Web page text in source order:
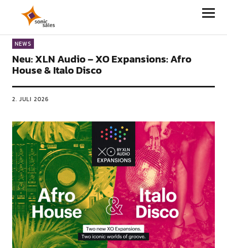
Sonic Sales
NEWS
Neu: XLN Audio – XO Expansions: Afro
House & Italo Disco
2. JULI 2026